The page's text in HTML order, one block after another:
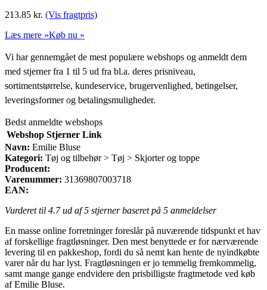
213.85 kr. (Vis fragtpris)
Læs mere »Køb nu »
Vi har gennemgået de mest populære webshops og anmeldt dem
med stjerner fra 1 til 5 ud fra bl.a. deres prisniveau,
sortimentstørrelse, kundeservice, brugervenlighed, betingelser,
leveringsformer og betalingsmuligheder.
Bedst anmeldte webshops
Webshop Stjerner Link
Navn: Emilie Bluse
Kategori: Tøj og tilbehør > Tøj > Skjorter og toppe
Producent:
Varenummer: 31369807003718
EAN:
Vurderet til 4.7ud af 5 stjerner baseret på 5 anmeldelser
En masse online forretninger foreslår på nuværende tidspunkt et hav
af forskellige fragtløsninger. Den mest benyttede er for nærværende
levering til en pakkeshop, fordi du så nemt kan hente de nyindkøbte
varer når du har lyst. Fragtløsningen er jo temmelig fremkommelig,
samt mange gange endvidere den prisbilligste fragtmetode ved køb
af Emilie Bluse.